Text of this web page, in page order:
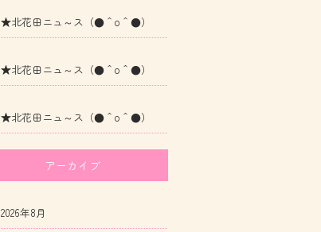
★北花田ニュ～ス（●＾o＾●）
★北花田ニュ～ス（●＾o＾●）
★北花田ニュ～ス（●＾o＾●）
アーカイブ
2026年8月